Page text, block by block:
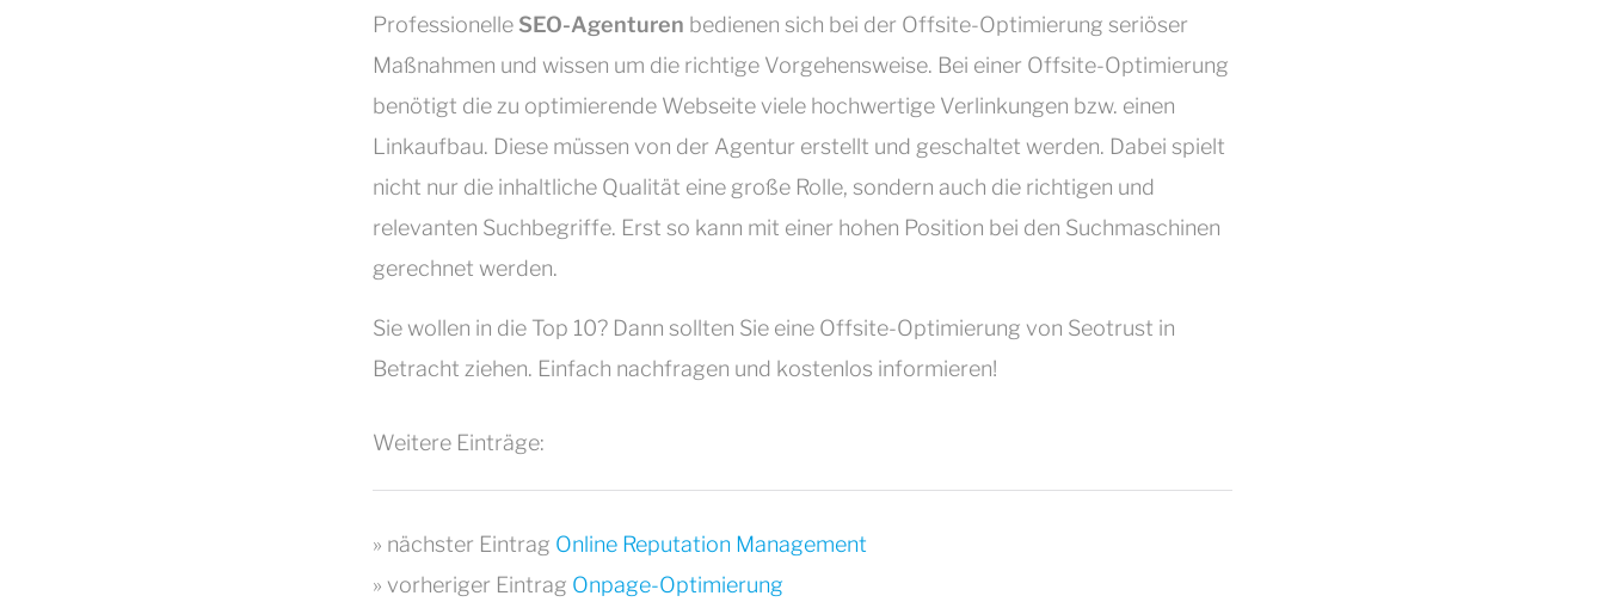
Professionelle SEO-Agenturen bedienen sich bei der Offsite-Optimierung seriöser
Maßnahmen und wissen um die richtige Vorgehensweise. Bei einer Offsite-Optimierung
benötigt die zu optimierende Webseite viele hochwertige Verlinkungen bzw. einen
Linkaufbau. Diese müssen von der Agentur erstellt und geschaltet werden. Dabei spielt
nicht nur die inhaltliche Qualität eine große Rolle, sondern auch die richtigen und
relevanten Suchbegriffe. Erst so kann mit einer hohen Position bei den Suchmaschinen
gerechnet werden.
Sie wollen in die Top 10? Dann sollten Sie eine Offsite-Optimierung von Seotrust in
Betracht ziehen. Einfach nachfragen und kostenlos informieren!
Weitere Einträge:
» nächster Eintrag Online Reputation Management
» vorheriger Eintrag Onpage-Optimierung